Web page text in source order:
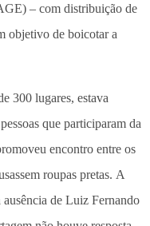
– com distribuição de
objetivo de boicotar a
300 lugares, estava
que participaram da
encontro entre os
roupas pretas. A
de Luiz Fernando